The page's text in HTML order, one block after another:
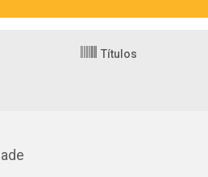
Títulos